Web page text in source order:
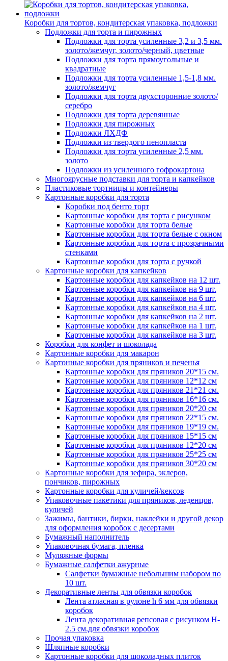
Коробки для тортов, кондитерская упаковка, подложки
Подложки для торта и пирожных
Подложки для торта усиленные 3,2 и 3,5 мм.
золото/жемчуг, золото/черный, цветные
Подложки для торта прямоугольные и
квадратные
Подложки для торта усиленные 1,5-1,8 мм.
золото/жемчуг
Подложки для торта двухсторонние золото/
серебро
Подложки для торта деревянные
Подложки для пирожных
Подложки ЛХДФ
Подложки из твердого пенопласта
Подложки для торта усиленные 2,5 мм.
золото
Подложки из усиленного гофрокартона
Многоярусные подставки для торта и капкейков
Пластиковые тортницы и контейнеры
Картонные коробки для торта
Коробки под бенто торт
Картонные коробки для торта с рисунком
Картонные коробки для торта белые
Картонные коробки для торта белые с окном
Картонные коробки для торта с прозрачными
стенками
Картонные коробки для торта с ручкой
Картонные коробки для капкейков
Картонные коробки для капкейков на 12 шт.
Картонные коробки для капкейков на 9 шт.
Картонные коробки для капкейков на 6 шт.
Картонные коробки для капкейков на 4 шт.
Картонные коробки для капкейков на 2 шт.
Картонные коробки для капкейков на 1 шт.
Картонные коробки для капкейков на 3 шт.
Коробки для конфет и шоколада
Картонные коробки для макарон
Картонные коробки для пряников и печенья
Картонные коробки для пряников 20*15 см.
Картонные коробки для пряников 12*12 см
Картонные коробки для пряников 21*21 см.
Картонные коробки для пряников 16*16 см.
Картонные коробки для пряников 20*20 см
Картонные коробки для пряников 22*15 см.
Картонные коробки для пряников 19*19 см.
Картонные коробки для пряников 15*15 см
Картонные коробки для пряников 12*20 см
Картонные коробки для пряников 25*25 см
Картонные коробки для пряников 30*20 см
Картонные коробки для зефира, эклеров,
пончиков, пирожных
Картонные коробки для куличей/кексов
Упаковочные пакетики для пряников, леденцов,
куличей
Зажимы, бантики, бирки, наклейки и другой декор
для оформления коробок с десертами
Бумажный наполнитель
Упаковочная бумага, пленка
Муляжные формы
Бумажные салфетки ажурные
Салфетки бумажные небольшим набором по
10 шт.
Декоративные ленты для обвязки коробок
Лента атласная в рулоне h 6 мм для обвязки
коробок
Лента декоративная репсовая с рисунком H-
2.5 см.для обвязки коробок
Прочая упаковка
Шляпные коробки
Картонные коробки для шоколадных плиток